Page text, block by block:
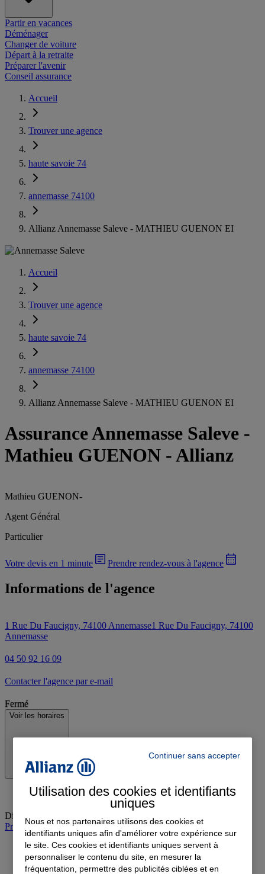
Partir en vacances
Déménager
Changer de voiture
Départ à la retraite
Préparer l'avenir
Conseil assurance
Accueil
Trouver une agence
haute savoie 74
annemasse 74100
Allianz Annemasse Saleve - MATHIEU GUENON EI
Accueil
Trouver une agence
haute savoie 74
annemasse 74100
Allianz Annemasse Saleve - MATHIEU GUENON EI
Assurance Annemasse Saleve -
Mathieu GUENON - Allianz
Mathieu GUENON-
Agent Général
Particulier
Votre devis en 1 minute Prendre rendez-vous à l'agence
Informations de l'agence
1 Rue Du Faucigny, 74100 Annemasse1 Rue Du Faucigny, 74100
Annemasse
04 50 92 16 09
Contacter l'agence par e-mail
Fermé
Voir les horaires
Dimanche
Prendre rendez-vous à l'agence
Continuer sans accepter
Utilisation des cookies et identifiants
uniques
Nous et nos partenaires utilisons des cookies et
identifiants uniques afin d'améliorer votre expérience sur
le site. Ces cookies et identifiants uniques servent à
personnaliser le contenu du site, en mesurer la
fréquentation, permettre des publicités ciblées et en